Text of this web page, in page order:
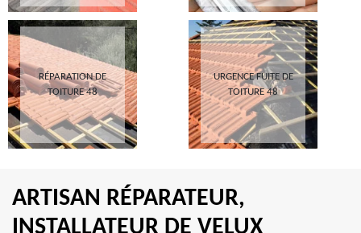
RÉPARATION DE
TOITURE 48
URGENCE FUITE DE
TOITURE 48
ARTISAN RÉPARATEUR,
INSTALLATEUR DE VELUX